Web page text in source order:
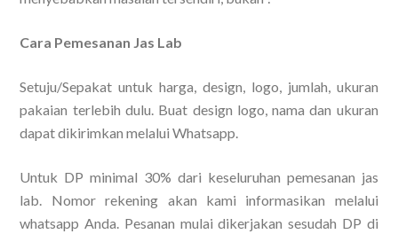
Cara Pemesanan Jas Lab
Setuju/Sepakat untuk harga, design, logo, jumlah, ukuran
pakaian terlebih dulu. Buat design logo, nama dan ukuran
dapat dikirimkan melalui Whatsapp.
Untuk DP minimal 30% dari keseluruhan pemesanan jas
lab. Nomor rekening akan kami informasikan melalui
whatsapp Anda. Pesanan mulai dikerjakan sesudah DP di